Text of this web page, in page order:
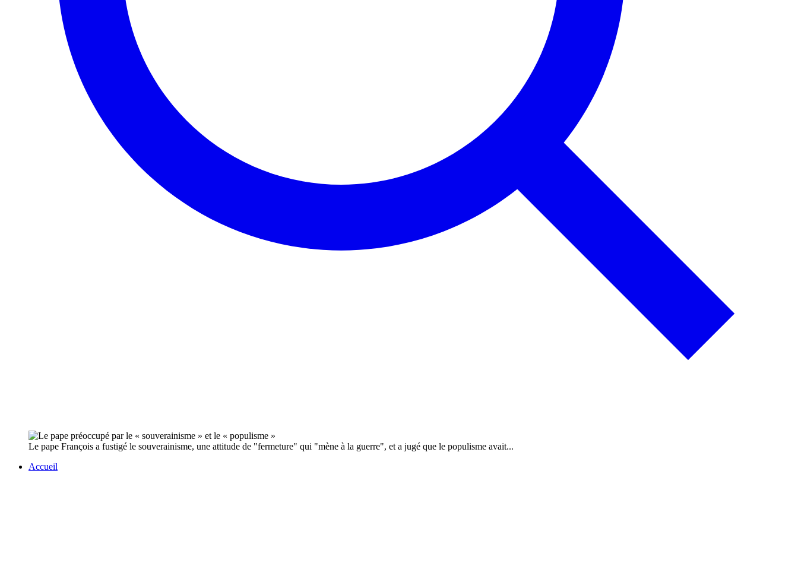
Le pape François a fustigé le souverainisme, une attitude de "fermeture" qui "mène à la guerre", et a jugé que le populisme avait...
Accueil